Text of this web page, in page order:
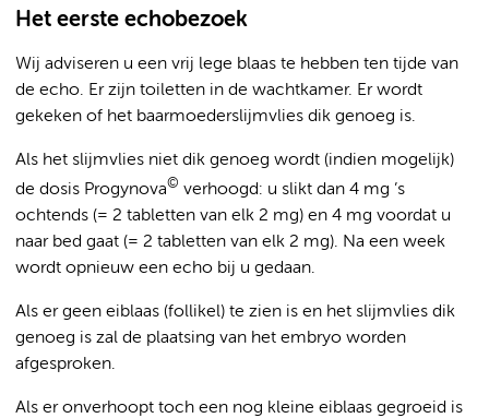
Het eerste echobezoek
Wij adviseren u een vrij lege blaas te hebben ten tijde van
de echo. Er zijn toiletten in de wachtkamer. Er wordt
gekeken of het baarmoederslijmvlies dik genoeg is.
Als het slijmvlies niet dik genoeg wordt (indien mogelijk)
de dosis Progynova© verhoogd: u slikt dan 4 mg ’s
ochtends (= 2 tabletten van elk 2 mg) en 4 mg voordat u
naar bed gaat (= 2 tabletten van elk 2 mg). Na een week
wordt opnieuw een echo bij u gedaan.
Als er geen eiblaas (follikel) te zien is en het slijmvlies dik
genoeg is zal de plaatsing van het embryo worden
afgesproken.
Als er onverhoopt toch een nog kleine eiblaas gegroeid is